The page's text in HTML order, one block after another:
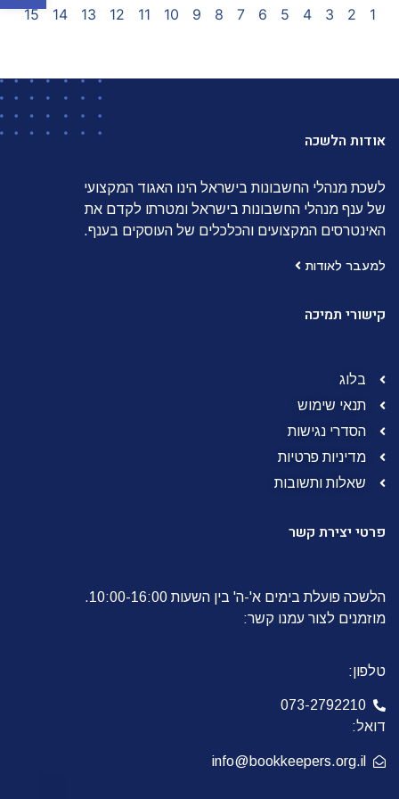
1
2
3
4
5
6
7
8
9
10
11
12
13
14
15
אודות הלשכה
לשכת מנהלי החשבונות בישראל הינו האגוד המקצועי
של ענף מנהלי החשבונות בישראל ומטרתו לקדם את
האינטרסים המקצועים והכלכלים של העוסקים בענף.
למעבר לאודות
קישורי תמיכה
בלוג
תנאי שימוש
הסדרי נגישות
מדיניות פרטיות
שאלות ותשובות
פרטי יצירת קשר
הלשכה פועלת בימים א'-ה' בין השעות 10:00-16:00.
מוזמנים לצור עמנו קשר:
טלפון:
073-2792210
דואל:
info@bookkeepers.org.il